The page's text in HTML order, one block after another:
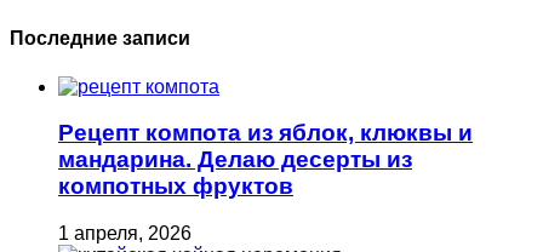
Последние записи
Рецепт компота из яблок, клюквы и
мандарина. Делаю десерты из
компотных фруктов
1 апреля, 2026